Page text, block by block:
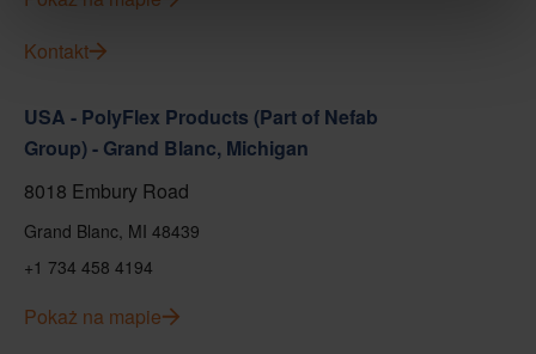
Kontakt
USA - PolyFlex Products (Part of Nefab
Group) - Grand Blanc, Michigan
8018 Embury Road
Grand Blanc, MI 48439
+1 734 458 4194
Pokaż na mapie